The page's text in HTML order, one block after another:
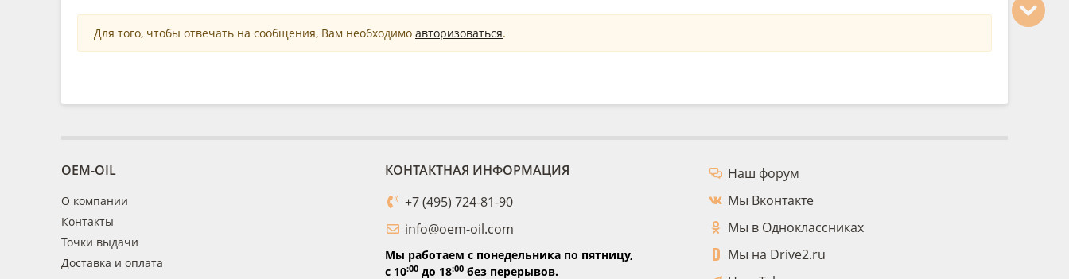
Для того, чтобы отвечать на сообщения, Вам необходимо авторизоваться.
OEM-OIL
О компании
Контакты
Точки выдачи
Доставка и оплата
КОНТАКТНАЯ ИНФОРМАЦИЯ
+7 (495) 724-81-90
info@oem-oil.com
Мы работаем с понедельника по пятницу,
с 10:00до 18:00без перерывов.
Наш форум
Мы Вконтакте
Мы в Одноклассниках
Мы на Drive2.ru